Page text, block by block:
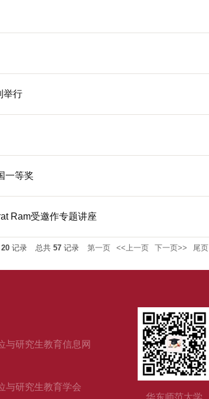
举行
一等奖
Ram受邀作专题讲座
20 记录 总共 57 记录 第一页 <<上一页 下一页>> 尾页
与研究生教育信息网
与研究生教育学会
华东师范大学